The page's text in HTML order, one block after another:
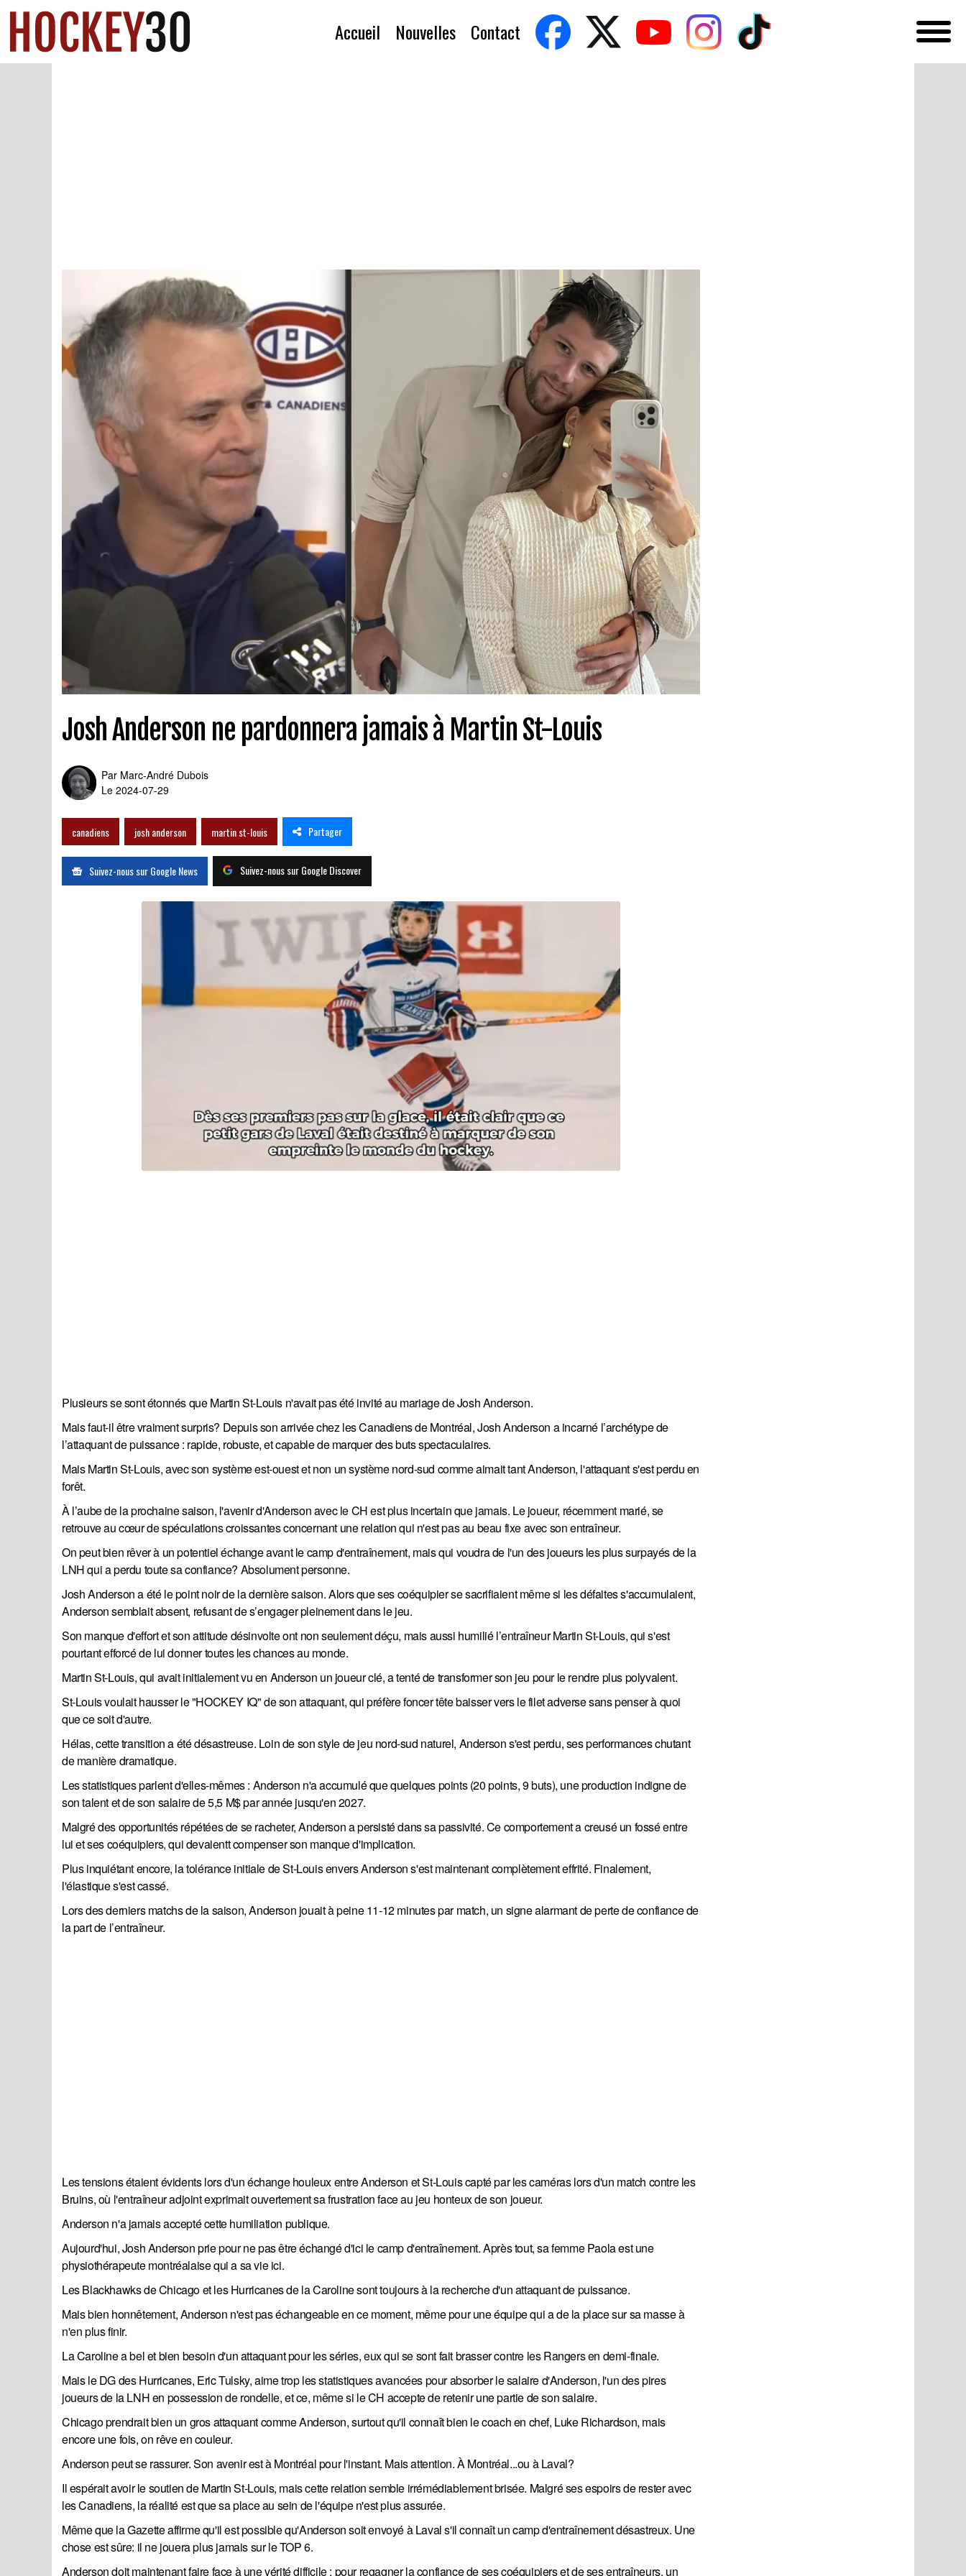
Accueil Nouvelles Contact
Josh Anderson ne pardonnera jamais à Martin St-Louis
Par Marc-André Dubois
Le 2024-07-29
canadiens josh anderson martin st-louis Partager
Suivez-nous sur Google News Suivez-nous sur Google Discover
Plusieurs se sont étonnés que Martin St-Louis n'avait pas été invité au mariage de Josh Anderson.
Mais faut-il être vraiment surpris? Depuis son arrivée chez les Canadiens de Montréal, Josh Anderson a incarné l’archétype de
l’attaquant de puissance : rapide, robuste, et capable de marquer des buts spectaculaires.
Mais Martin St-Louis, avec son système est-ouest et non un système nord-sud comme aimait tant Anderson, l'attaquant s'est perdu en
forêt.
À l’aube de la prochaine saison, l'avenir d'Anderson avec le CH est plus incertain que jamais. Le joueur, récemment marié, se
retrouve au cœur de spéculations croissantes concernant une relation qui n'est pas au beau fixe avec son entraîneur.
On peut bien rêver à un potentiel échange avant le camp d'entraînement, mais qui voudra de l'un des joueurs les plus surpayés de la
LNH qui a perdu toute sa confiance? Absolument personne.
Josh Anderson a été le point noir de la dernière saison. Alors que ses coéquipier se sacrifiaient même si les défaites s'accumulaient,
Anderson semblait absent, refusant de s’engager pleinement dans le jeu.
Son manque d'effort et son attitude désinvolte ont non seulement déçu, mais aussi humilié l’entraîneur Martin St-Louis, qui s'est
pourtant efforcé de lui donner toutes les chances au monde.
Martin St-Louis, qui avait initialement vu en Anderson un joueur clé, a tenté de transformer son jeu pour le rendre plus polyvalent.
St-Louis voulait hausser le "HOCKEY IQ" de son attaquant, qui préfère foncer tête baisser vers le filet adverse sans penser à quoi
que ce soit d'autre.
Hélas, cette transition a été désastreuse. Loin de son style de jeu nord-sud naturel, Anderson s'est perdu, ses performances chutant
de manière dramatique.
Les statistiques parlent d'elles-mêmes : Anderson n'a accumulé que quelques points (20 points, 9 buts), une production indigne de
son talent et de son salaire de 5,5 M$ par année jusqu'en 2027.
Malgré des opportunités répétées de se racheter, Anderson a persisté dans sa passivité. Ce comportement a creusé un fossé entre
lui et ses coéquipiers, qui devaientt compenser son manque d'implication.
Plus inquiétant encore, la tolérance initiale de St-Louis envers Anderson s'est maintenant complètement effrité. Finalement,
l'élastique s'est cassé.
Lors des derniers matchs de la saison, Anderson jouait à peine 11-12 minutes par match, un signe alarmant de perte de confiance de
la part de l’entraîneur.
Les tensions étaient évidents lors d'un échange houleux entre Anderson et St-Louis capté par les caméras lors d'un match contre les
Bruins, où l'entraîneur adjoint exprimait ouvertement sa frustration face au jeu honteux de son joueur.
Anderson n'a jamais accepté cette humiliation publique.
Aujourd'hui, Josh Anderson prie pour ne pas être échangé d'ici le camp d'entraînement. Après tout, sa femme Paola est une
physiothérapeute montréalaise qui a sa vie ici.
Les Blackhawks de Chicago et les Hurricanes de la Caroline sont toujours à la recherche d'un attaquant de puissance.
Mais bien honnêtement, Anderson n'est pas échangeable en ce moment, même pour une équipe qui a de la place sur sa masse à
n'en plus finir.
La Caroline a bel et bien besoin d'un attaquant pour les séries, eux qui se sont fait brasser contre les Rangers en demi-finale.
Mais le DG des Hurricanes, Eric Tulsky, aime trop les statistiques avancées pour absorber le salaire d'Anderson, l'un des pires
joueurs de la LNH en possession de rondelle, et ce, même si le CH accepte de retenir une partie de son salaire.
Chicago prendrait bien un gros attaquant comme Anderson, surtout qu'il connaît bien le coach en chef, Luke Richardson, mais
encore une fois, on rêve en couleur.
Anderson peut se rassurer. Son avenir est à Montréal pour l'instant. Mais attention. À Montréal...ou à Laval?
Il espérait avoir le soutien de Martin St-Louis, mais cette relation semble irrémédiablement brisée. Malgré ses espoirs de rester avec
les Canadiens, la réalité est que sa place au sein de l'équipe n'est plus assurée.
Même que la Gazette affirme qu'il est possible qu'Anderson soit envoyé à Laval s'il connaît un camp d'entraînement désastreux. Une
chose est sûre: il ne jouera plus jamais sur le TOP 6.
Anderson doit maintenant faire face à une vérité difficile : pour regagner la confiance de ses coéquipiers et de ses entraîneurs, un